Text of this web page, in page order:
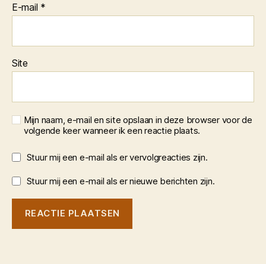
E-mail *
Site
Mijn naam, e-mail en site opslaan in deze browser voor de
volgende keer wanneer ik een reactie plaats.
Stuur mij een e-mail als er vervolgreacties zijn.
Stuur mij een e-mail als er nieuwe berichten zijn.